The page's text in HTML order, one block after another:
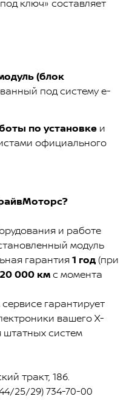
ключ» составляет
(блок
под систему e-
по установке и
официального
и работе
модуль
гарантия1 год (при
20 000 кмс момента
гарантирует
вашего X-
штатных систем
тракт, 186.
25/29) 734-70-00